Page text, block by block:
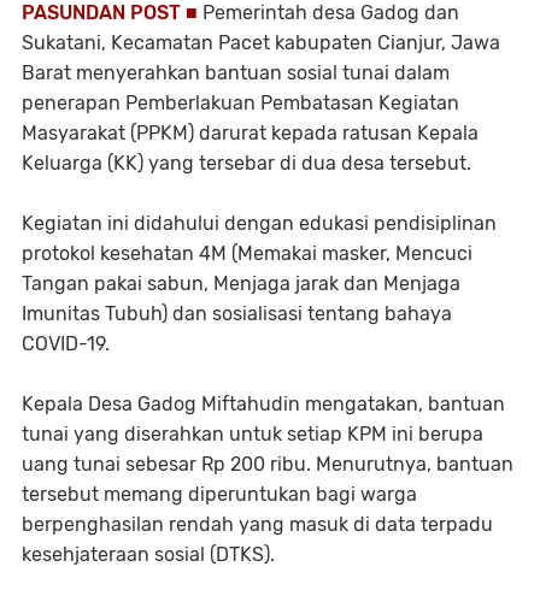
PASUNDAN POST ■ Pemerintah desa Gadog dan
Sukatani, Kecamatan Pacet kabupaten Cianjur, Jawa
Barat menyerahkan bantuan sosial tunai dalam
penerapan Pemberlakuan Pembatasan Kegiatan
Masyarakat (PPKM) darurat kepada ratusan Kepala
Keluarga (KK) yang tersebar di dua desa tersebut.
Kegiatan ini didahului dengan edukasi pendisiplinan
protokol kesehatan 4M (Memakai masker, Mencuci
Tangan pakai sabun, Menjaga jarak dan Menjaga
Imunitas Tubuh) dan sosialisasi tentang bahaya
COVID-19.
Kepala Desa Gadog Miftahudin mengatakan, bantuan
tunai yang diserahkan untuk setiap KPM ini berupa
uang tunai sebesar Rp 200 ribu. Menurutnya, bantuan
tersebut memang diperuntukan bagi warga
berpenghasilan rendah yang masuk di data terpadu
kesehjateraan sosial (DTKS).